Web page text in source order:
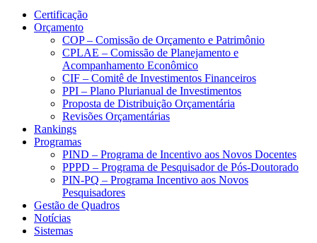
Certificação
Orçamento
COP – Comissão de Orçamento e Patrimônio
CPLAE – Comissão de Planejamento e
Acompanhamento Econômico
CIF – Comitê de Investimentos Financeiros
PPI – Plano Plurianual de Investimentos
Proposta de Distribuição Orçamentária
Revisões Orçamentárias
Rankings
Programas
PIND – Programa de Incentivo aos Novos Docentes
PPPD – Programa de Pesquisador de Pós-Doutorado
PIN-PQ – Programa Incentivo aos Novos
Pesquisadores
Gestão de Quadros
Notícias
Sistemas